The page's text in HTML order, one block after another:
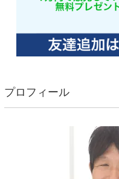
プロフィール